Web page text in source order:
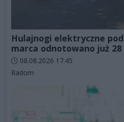
Hulajnogi elektryczne
marca odnotowano już 28
Data dodania artykułu:
08.08.2026 17:45
Kategorie artykułu:
Radom